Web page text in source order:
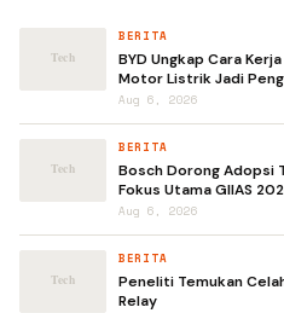
BERITA
BYD Ungkap Cara
Motor Listrik Jadi
Aug 6, 2026
BERITA
Bosch Dorong Adopsi
Fokus Utama GIIAS
Aug 6, 2026
BERITA
Peneliti Temukan
Relay